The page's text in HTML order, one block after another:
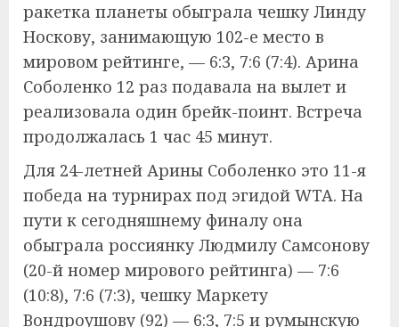
ракетка планеты обыграла чешку Линду
Носкову, занимающую 102-е место в
мировом рейтинге, — 6:3, 7:6 (7:4). Арина
Соболенко 12 раз подавала на вылет и
реализовала один брейк-поинт. Встреча
продолжалась 1 час 45 минут.
Для 24-летней Арины Соболенко это 11-я
победа на турнирах под эгидой WTA. На
пути к сегодняшнему финалу она
обыграла россиянку Людмилу Самсонову
(20-й номер мирового рейтинга) — 7:6
(10:8), 7:6 (7:3), чешку Маркету
Вондроушову (92) — 6:3, 7:5 и румынскую